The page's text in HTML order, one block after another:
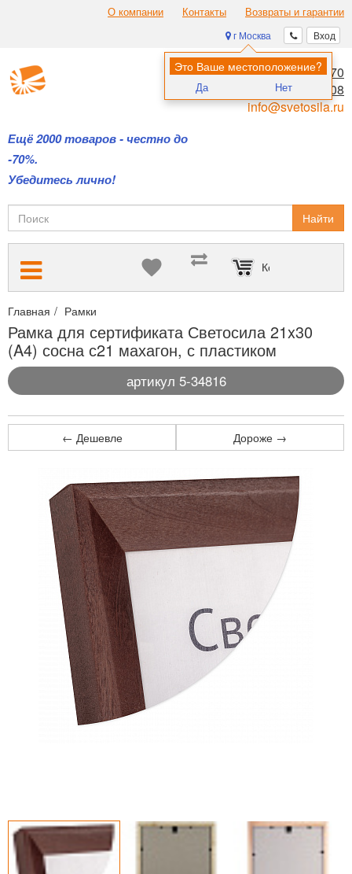
О компании Контакты Возвраты и гарантии
Вход
г Москва
Это Ваше местоположение?
Да Нет
Ещё 2000 товаров - честно до
-70%.
Убедитесь лично!
8 (495) 970-00-70
8 (800) 700-11-08
info@svetosila.ru
Найти
Корзина пуста
Главная Рамки
Рамка для сертификата Светосила 21x30
(A4) сосна с21 махагон, с пластиком
артикул 5-34816
← Дешевле Дороже →